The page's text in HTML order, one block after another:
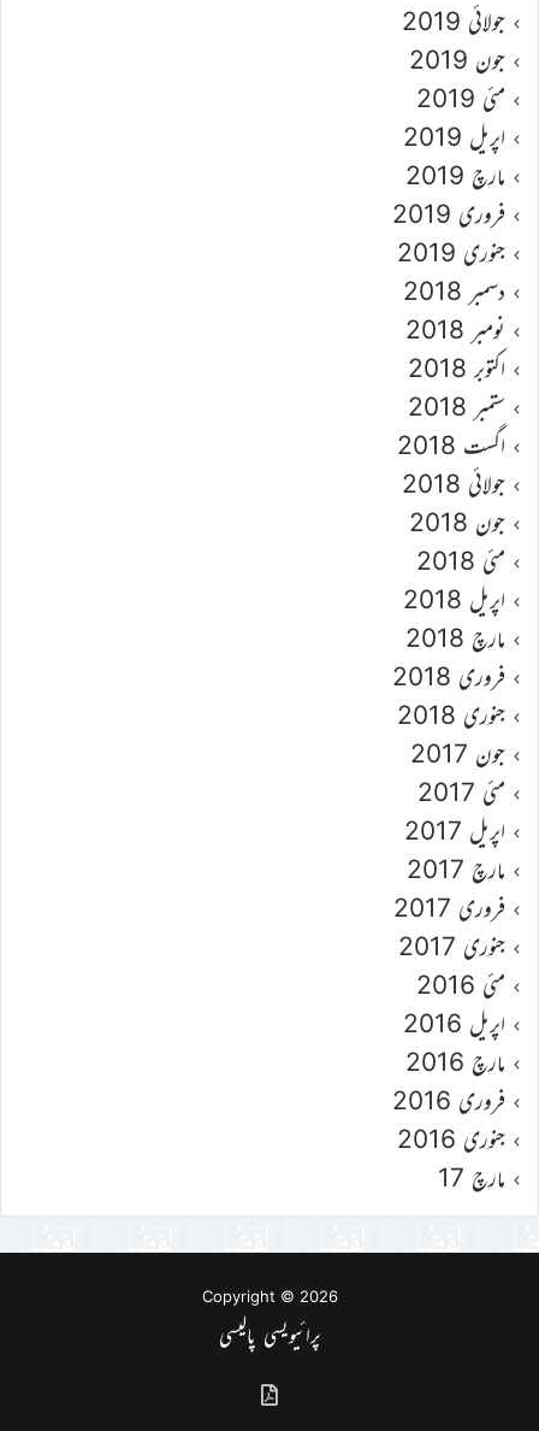
جولائی 2019
جون 2019
مئی 2019
اپریل 2019
مارچ 2019
فروری 2019
جنوری 2019
دسمبر 2018
نومبر 2018
اکتوبر 2018
ستمبر 2018
اگست 2018
جولائی 2018
جون 2018
مئی 2018
اپریل 2018
مارچ 2018
فروری 2018
جنوری 2018
جون 2017
مئی 2017
اپریل 2017
مارچ 2017
فروری 2017
جنوری 2017
مئی 2016
اپریل 2016
مارچ 2016
فروری 2016
جنوری 2016
مارچ 17
Copyright © 2026
پرائیویسی پالیسی
گذشتہ